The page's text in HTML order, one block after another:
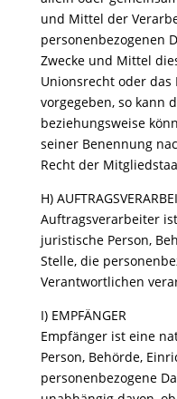
und Mittel der
personenbezogenen
Zwecke und Mittel
Unionsrecht oder
vorgegeben, so kann
beziehungsweise
seiner Benennung
Recht der
H)
Auftragsverarbeiter
juristische Person,
Stelle, die
Verantwortlichen
I) EMPFÄNGER
Empfänger ist eine
Person, Behörde,
personenbezogene